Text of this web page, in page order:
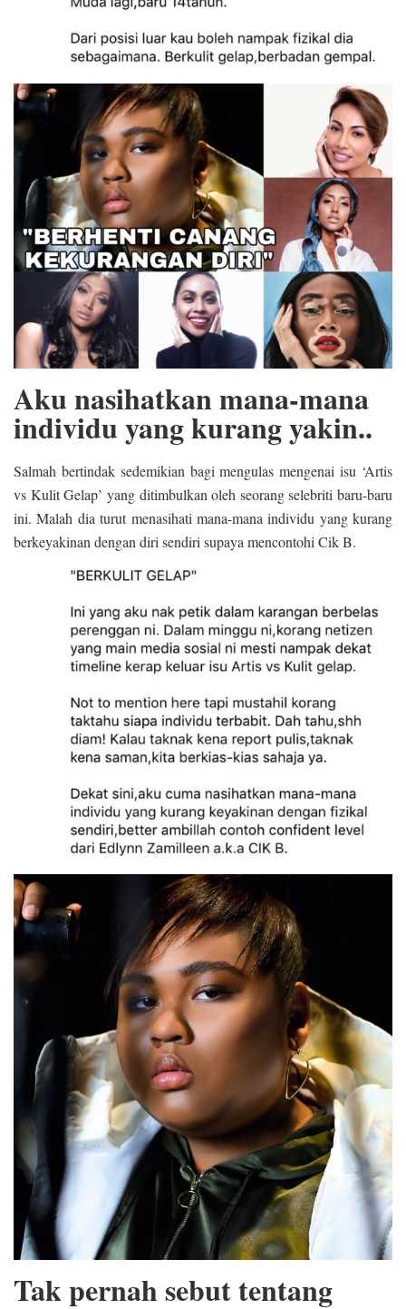
Aku nasihatkan mana-mana
individu yang kurang yakin..
Salmah bertindak sedemikian bagi mengulas mengenai isu ‘Artis
vs Kulit Gelap’ yang ditimbulkan oleh seorang selebriti baru-baru
ini. Malah dia turut menasihati mana-mana individu yang kurang
berkeyakinan dengan diri sendiri supaya mencontohi Cik B.
Tak pernah sebut tentang